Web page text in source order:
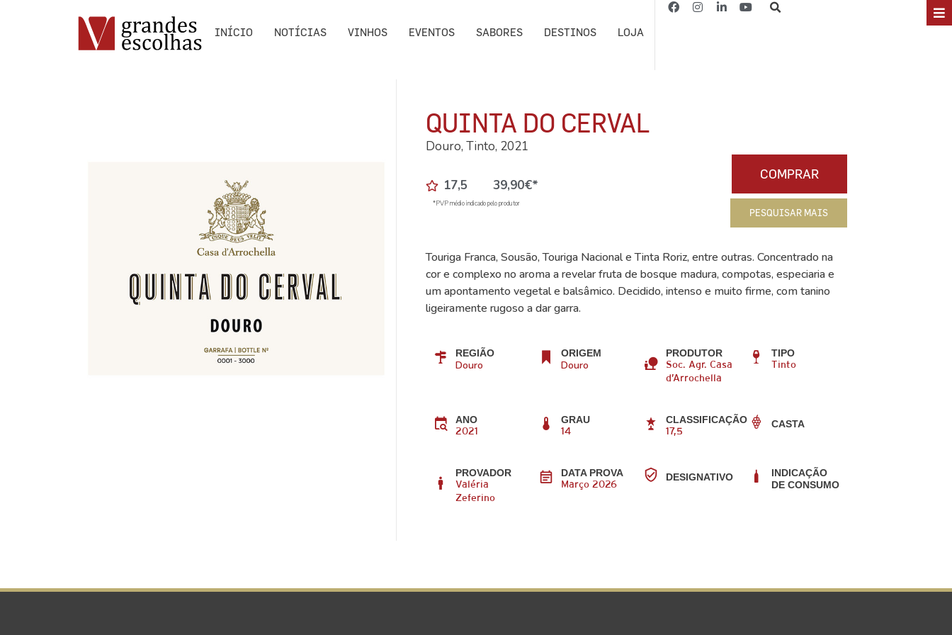
INÍCIO NOTÍCIAS VINHOS EVENTOS SABORES DESTINOS LOJA
QUINTA DO CERVAL
Douro, Tinto, 2021
17,5 39,90€*
*PVP médio indicado pelo produtor
COMPRAR
PESQUISAR MAIS
Touriga Franca, Sousão, Touriga Nacional e Tinta Roriz, entre outras. Concentrado na
cor e complexo no aroma a revelar fruta de bosque madura, compotas, especiaria e
um apontamento vegetal e balsâmico. Decidido, intenso e muito firme, com tanino
ligeiramente rugoso a dar garra.
REGIÃO
Douro
ORIGEM
Douro
PRODUTOR
Soc. Agr. Casa
d’Arrochella
TIPO
Tinto
ANO
2021
GRAU
14
CLASSIFICAÇÃO
17,5
CASTA
PROVADOR
Valéria
Zeferino
DATA PROVA
Março 2026
DESIGNATIVO
INDICAÇÃO
DE CONSUMO